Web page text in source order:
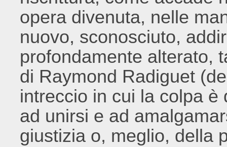
opera divenuta, nelle
nuovo, sconosciuto,
profondamente alterato,
di Raymond Radiguet
intreccio in cui la colpa
ad unirsi e ad
giustizia o, meglio, della